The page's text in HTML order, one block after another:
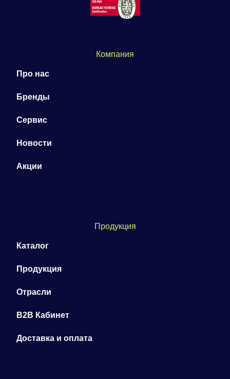
Компания
Про нас
Бренды
Сервис
Новости
Акции
Продукция
Каталог
Продукция
Отрасли
B2B Кабинет
Доставка и оплата